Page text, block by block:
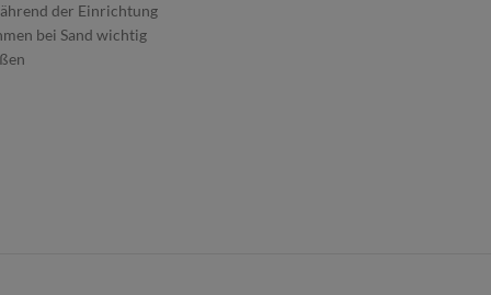
der Einrichtung
bei Sand wichtig